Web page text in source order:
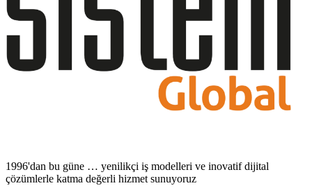
1996'dan bu güne … yenilikçi iş modelleri ve inovatif dijital
çözümlerle katma değerli hizmet sunuyoruz